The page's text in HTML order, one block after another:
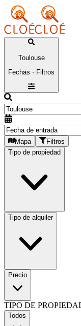
Toulouse
Fechas · Filtros
Mapa
Filtros
Tipo de propiedad
Tipo de alquiler
Precio
TIPO DE
Todos